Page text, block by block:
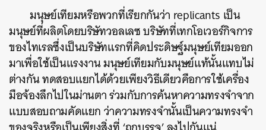
มนุษย์เทียมหรือพวกที่เรียกกันว่า replicants เป็น
มนุษย์ที่ผลิตโดยบริษัทวอลเลซ บริษัทที่เทกโอเวอร์กิจการ
ของไทเรลซึ่งเป็นบริษัทแรกที่คิดประดิษฐ์มนุษย์เทียมออก
มาเพื่อใช้เป็นแรงงาน มนุษย์เทียมกับมนุษย์แท้นั้นแทบไม่
ต่างกัน ทดสอบแยกได้ด้วยเพียงวิธีเดียวคือการใช้เครื่อง
มือจ้องลึกไปในม่านตา ร่วมกับการค้นหาความทรงจำจาก
แบบสอบถามคัดแยก ว่าความทรงจำนั้นเป็นความทรงจำ